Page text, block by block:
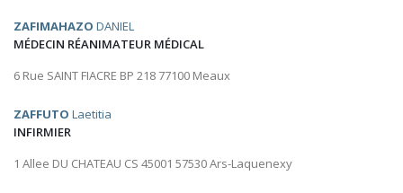
ZAFIMAHAZO DANIEL
MÉDECIN RÉANIMATEUR MÉDICAL
6 Rue SAINT FIACRE BP 218 77100 Meaux
ZAFFUTO Laetitia
INFIRMIER
1 Allee DU CHATEAU CS 45001 57530 Ars-Laquenexy